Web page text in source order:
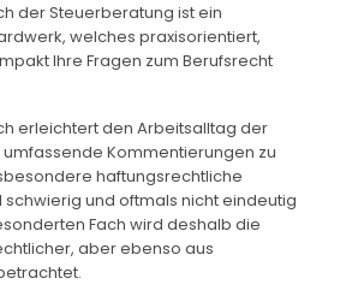
der Steuerberatung ist ein
welches praxisorientiert,
Ihre Fragen zum Berufsrecht
erleichtert den Arbeitsalltag der
Kommentierungen zu
haftungsrechtliche
und oftmals nicht eindeutig
Fach wird deshalb die
aber ebenso aus